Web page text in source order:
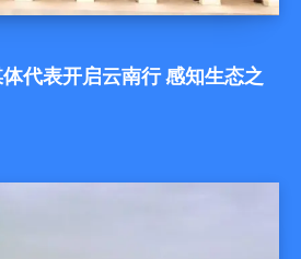
代表开启云南行 感知生态之